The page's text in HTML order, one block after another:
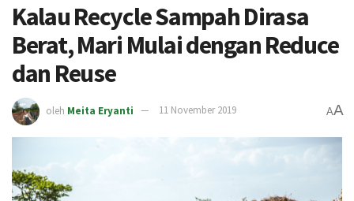
Kalau Recycle Sampah Dirasa
Berat, Mari Mulai dengan Reduce
dan Reuse
oleh Meita Eryanti 11 November 2019 AA